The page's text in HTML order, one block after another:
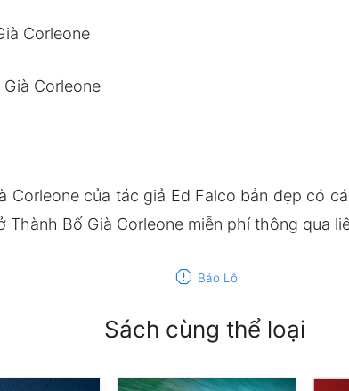
Corleone
Corleone
của tác giả Ed Falco bản đẹp có
Bố Già Corleone miễn phí thông qua
report Báo Lỗi
Sách cùng thể loại